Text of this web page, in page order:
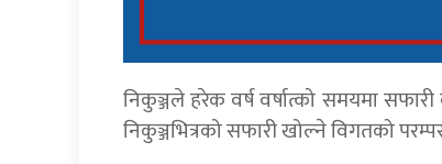
निकुञ्जले हरेक वर्ष वर्षात्को समयमा
निकुञ्जभित्रको सफारी खोल्ने विगतको